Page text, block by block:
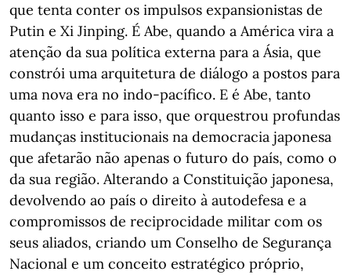
que tenta conter os impulsos expansionistas de
Putin e Xi Jinping. É Abe, quando a América vira a
atenção da sua política externa para a Ásia, que
constrói uma arquitetura de diálogo a postos para
uma nova era no indo-pacífico. E é Abe, tanto
quanto isso e para isso, que orquestrou profundas
mudanças institucionais na democracia japonesa
que afetarão não apenas o futuro do país, como o
da sua região. Alterando a Constituição japonesa,
devolvendo ao país o direito à autodefesa e a
compromissos de reciprocidade militar com os
seus aliados, criando um Conselho de Segurança
Nacional e um conceito estratégico próprio,